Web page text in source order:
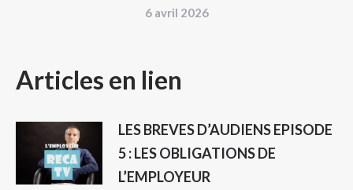
6 avril 2026
NAVIGATION
ARTICLE
Articles en lien
LES BREVES D’AUDIENS EPISODE
5 : LES OBLIGATIONS DE
L’EMPLOYEUR